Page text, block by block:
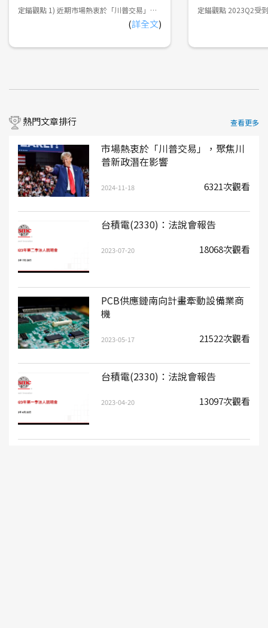
定錨觀點 1) 近期市場熱衷於「川普交易」，尤其擔憂提高關稅將引發輸入型通膨，影響FED寬鬆貨幣政策的延續性，但實際上，川普高喊提高關稅的主要目的在於強迫各國政府與美國進行雙邊貿易談判，以及促使全球供應鏈重組，對於通膨的中長期影響可能會遠低於市場預期。 2) 川普將提供便宜能源、優惠稅率......等條件，並建立關稅壁壘，吸引海外企業前往美國投資，增加本土就業機會，創造薪資、通膨穩定上升的環境；而FED將延續寬鬆貨幣政策，維持穩定的利率及就業環境，美股短多、中持平、長多，美債短空、中持平、長偏多，美元短多、中震盪、長偏空。 3) 川普對台灣晶片課稅僅為選舉語言，對台灣半導體產業幾乎無影響，但有可能導致電子資通訊產業加速調整全球供應鏈佈局。此外，台灣航太軍工產業，可期待美國釋出無人機訂單，以及雙方加強技術合作的機會。 市場熱衷於「川普交易」(Trump Trade) 2024年美國總統大選由共和黨候選人川普(Donald Trump)以312張選舉人票勝出，預計2025年1月20日宣誓就職，重返白宮。此外，共和黨在參議院及眾議院皆成功拿下多數席次，接近「完全執政」，故近期市場熱衷於「川普交易」，亦即臆測川普在選前提出的政策主張對於美國經濟的影響，包括以下幾點： 1) 提高關稅：對中國課徵超過60%關稅，並減少向中國進口必需品。對其他國家則課徵10~20%關稅。 美國商品貿易年進口額超過3兆美元，佔美國GDP超過10%，如果對所有國家課徵10~20%關稅，並且針對中國課徵超過60%關稅，恐導致進口商品價格上漲，衝擊消費者購買力。 2) 減稅：企業所得稅率從21%調降至20%，對於在美國製造產品的公司，進一步調降稅率至15%。此外，將取消小費、社會安全福利金、加班工資的所得稅。 減稅政策可減輕企業及個人納稅負擔，提高企業獲利及民眾可支配所得，並在一定程度上抵銷前述進口商品價格上漲對於消費者購買力的衝擊；然而，減稅政策將增加政府財政壓力，有可能必須擴大舉債支應，導致美債殖利率上升、價格下跌。定錨認為，未來川普政府將透過「政府效率部」裁撤不必要的政府組織，削減政府支出，確保美國財政收支平衡。 3) 移民監管政策：加強邊境管制，驅逐非法移民。 限制移民將會減少勞動力供給，有可能導致薪資成長、通膨升溫，影響聯準會(FED)寬鬆貨幣政策的延續性，且近期FOMC會議已開始暗示降息步調有可能會開始放緩(詳見2024年11月9日發佈「FED再度降息1碼，市場關注降息步調能否延續」)，不利於債券市場行情。以產業別來看，雇用大量低階勞工的服務業將首當其衝，而高科技產業所受影響相對輕微。 4) 偏好傳統能源：將減少國內環保法規，鼓勵原油開採，並退出巴黎氣候協定。 鼓勵頁岩油開採將使全球原油供給增加，有助於穩定國際原油價格，而美國身為全球最大原油消費國，在國際原油價格維持穩定的情況下，可緩和提高關稅及移民監管政策帶來的通膨上升壓力。 5) 鼓勵製造業回流，反對多邊協定：主張「美國優先」理念，鼓勵製造業回流，抵制傳統的多邊貿易協定，強調雙邊談判，以確保美國在每項協定中獲得實質利益。 川普有可能會推出相關政策，吸引海外企業前往美國投資，導致全球資金流入美國，帶動美元匯率短期走勢轉強。 綜合以上，近期金融市場「川普交易」的主軸，主要關注提高關稅、加強移民監管政策，並提供優惠稅率吸引海外企業前往美國投資，增加本土就業機會，恐引發通膨復燃，帶動美股、美元匯率短期走勢轉強，美債短期走勢疲弱。 「川普交易」的反思 在川普正式就職後，目前市場熱衷的「川普交易」能否延續，仍須觀察選前支票的實際執行程度。 定錨認為，川普高喊提高關稅的主要目的在於以下兩點： 1) 強迫各國政府與美國進行雙邊貿易談判：以關稅作為籌碼，脅迫對美國享有巨大貿易順差的國家，能夠主動向美國投誠，包括擴大向美國購買商品，或是前往美國投資，緩解美國貿易逆差持續擴大的問題。以台灣為例，川普有可能會要求台灣擴大購買農產品、軍火、能源，或是要求台積電擴大美國建廠規模，藉此平衡貿易逆差。 2) 促使全球供應鏈重組：對中國課徵高額關稅，迫使製造業持續流出中國，遷移至其他低成本國家，例如東南亞地區。 也就是說，川普並不希望真的課到關稅，導致國內面臨輸入型通膨，否則將會影響到FED寬鬆貨幣政策的延續性，也不利於創造弱勢美元環境，強化「美國製造」的出口競爭力。實際上，川普的真正目的是提供便宜能源、優惠稅率......等條件，並建立關稅壁壘，吸引海外企業前往美國投資，增加本土就業機會，創造薪資、通膨穩定上升的環境，故提高關稅對於美國通膨升溫的實質影響，有可能會遠低於市場預期，且不能忽略能源價格穩定對於改善通膨的正面效益，讓聯準會得以延續寬鬆貨幣政策，美股、美債、美元中長期走勢仍會回歸基本面。 1) 美股：短多、中持平、長多。 2024年底以前，市場持續熱衷於「川普交易」，帶動美股持續上漲；在川普上任後，有可能陸續推出關稅、移民監管政策，須持續觀察2025下半年美國是否會面臨通膨升溫、經濟成長放緩的風險；長期則受惠於企業擴大導入AI促進生產效率提升，以及「美國製造」增加本土就業機會。 2) 美債：短空、中持平、長偏多 2024年底以前，市場持續熱衷於「川普交易」，帶動美債殖利率維持高檔、價格承壓；在川普上任後，美債行情可望回歸聯準會貨幣政策，2025年底以前維持緩步降息基調不變，可望帶動短債殖利率下降、價格上漲，但長債殖利率下降空間有限、價格潛在上漲空間不大，以領取配息為主；2026年以後則觀察聯準會能否成功將通膨控制在2%以內，並維持穩定的利率及就業環境，帶動中性利率進一步下降。 3) 美元：短多、中震盪、長偏空 2024年底以前，市場持續熱衷於「川普交易」，帶動美元匯率持續走強；在川普上任後，各項政策陸續推出，對於美元走勢造成多方面的影響，恐導致美元匯率區間震盪；2026年以後則有可能因減稅政策導致財政赤字擴大，以及川普希望創造弱勢美元環境，強化「美國製造」的出口競爭力，促使美元匯率轉弱。參考以往共和黨執政期間，皆採取弱勢美元政策(詳見【圖一】) 【圖一】2000年以來美國共和黨執政期間對應美元指數走勢 對台灣產業潛在影響 儘管川普在選舉期間，高喊要對台灣製造的晶片課徵關稅，但觀察台灣近年對美國出口產品前三大項目，分別是資通訊產品、基本金屬及其製品、電機/機械產品，半導體甚至連前十大都排不進去，主因美國是終端產品消費國，並非是半成品製造加工國，而晶片通常是以半成品型態直接出貨至ODM廠進行打板上料，不會以成品型態銷售至消費者手上。 定錨認為，川普的選舉語言主要是希望改善美國對台灣的貿易逆差，但川普新政仍會對台灣各大產業造成不同程度的影響，相關評估如下： 1) 半導體產業：先進製程需求維持強勁，成熟製程可望受惠於川普擴大半導體禁令。 根據前次台積電法說會，美國廠量產初期毛利率將低於公司平均值，如果川普要求台積電擴大美國建廠規模，確實有可能會稀釋台積電毛利率表現。然而，美國建廠曠日廢時，以台積電於2020年5月首次宣布將在美國建廠，首座工廠將於2025年初正式量產，建廠期間約4.5年，已超越川普本次任期，新政府上台後台積電未必會延續擴大美國建廠規模的策略，故不會有立即性的影響。未來數年內，台積電仍將受惠於AI快速發展，對於先進製程、先進封裝的需求迫切，帶動營收持續成長。 台系成熟製程半導體廠商近期受到中國半導體產業崛起，並積極推動國產化，導致產能利用率普遍低迷；如果川普擴大半導體禁令，並要求美國企業半導體採購策略「去中國化」，則台系成熟製程半導體廠商可望受惠於轉單效應。 台系IC設計公司，可以依照客戶需求，靈活調整在台灣或中國半導體廠商投片策略，相對不受影響。 2) 電子資通訊產業：將加速調整全球供應鏈佈局，規避關稅。 台系ODM廠在全球NB市佔率70%以上，在全球伺服器市佔率90%以上，過去主要在中國生產，但在2018年川普啟動中美貿易戰後，高階產品逐步回流台灣生產，而低階產品則遷移至東南亞、墨西哥、印度......等低成本國家生產。如果川普進一步提高對中國課徵高額關稅，有可能導致台系ODM廠加速調整全球供應鏈佈局。 值得留意的是，為防止業者利用墨西哥洗產地，藉以規避美國關稅，川普提出美墨加貿易協定重新談判，在墨西哥設廠的ODM廠，包括廣達、緯創、和碩、仁寶、英業達、緯穎......等，將面臨潛在不確定性。 3) 面板產業：課稅難度高，影響有限。 面板與晶片相同，屬於上游零組件，通常會直接出貨給ODM廠進行組裝加工，受關稅影響不大。此外，美系設備廠已淡出LCD設備市場，故川普也很難仿效半導體產業，透過設備取得限制，阻礙中國面板產業發展。 4) 汽車產業：有利於Tesla供應鏈。 川普主張取消電動車相關補助，雖不利於電動車銷售，但市場仍期待川普任命馬斯克(Elon Musk)就任效率委員會共同主席後，馬斯克將獲得更大的政策影響力，可望促使各州政府加速Robotaxi無人駕駛服務審核流程，使得Tesla在無人駕駛服務搶得先機。 5) 航太軍工：台系供應鏈期待無人機訂單 預期川普將加強國防支出，以及與盟友的軍事合作關係，台灣航太軍工產業可望受惠於美國釋出無人機相關訂單，以及擴大技術合作的機會，強化在美國「第一島鏈」的戰略地位。此外，由於台灣軍規認證對於「去中國化」審查非常嚴謹，可避免紅色供應鏈的疑慮，故獲得台灣軍規認證的航太軍工產品，對於國際買家相當具有吸引力，藉由與美國的合作，可望打開國際市場。 6) 工具機：技術能力不足，難以受惠於「美國製造」。 台灣工具機產業長期依賴美國及中國市場，如果川普上任後積極推動「美國製造」，並對中國製工具機課徵高額關稅，勢必要向其他國家採購工具機。然而，美國人工成本高昂，製造業勢必要實現高度自動化，才能擁有成本競爭力，但台系工具機業者受限於技術能力不足，高階工具機仍由日本、德國業者寡佔，在日圓匯率弱勢的情況下，台系工具機業者較難爭取訂單。 7) 鋼鐵業：弊大於利，但特定廠商可望受惠。 川普於2018年對進口鋼鐵產品加徵25%關稅，對包括台灣在內的多個鋼鐵出口國造成影響，但也因此嘉惠美國鋼鐵業。台系鋼鐵業者大成鋼，在美國設有生產據點及銷售通路，為美國最大鋁捲板通路商、前四大不鏽鋼通路商，可望受惠。 目前台灣出口至美國的產品型態，主要是加工過後的金屬製品，例如水龍頭、手工具機、螺絲螺帽......等，如果川普對這些產品課徵關稅，相關業者恐受到波及。
(詳全文)
熱門文章排行 查看更多
市場熱衷於「川普交易」，聚焦川
普新政潛在影響
2024-11-18 6321次觀看
台積電(2330)：法說會報告
2023-07-20 18068次觀看
PCB供應鏈南向計畫牽動設備業商
機
2023-05-17 21522次觀看
台積電(2330)：法說會報告
2023-04-20 13097次觀看